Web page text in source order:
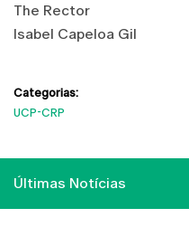
The Rector
Isabel Capeloa Gil
Categorias:
UCP-CRP
Últimas Notícias